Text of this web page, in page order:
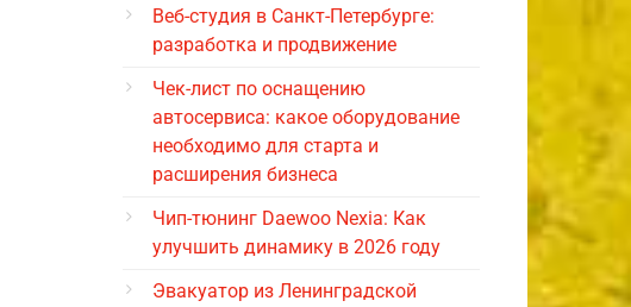
Веб-студия в Санкт-Петербурге:
разработка и продвижение
Чек-лист по оснащению
автосервиса: какое оборудование
необходимо для старта и
расширения бизнеса
Чип-тюнинг Daewoo Nexia: Как
улучшить динамику в 2026 году
Эвакуатор из Ленинградской